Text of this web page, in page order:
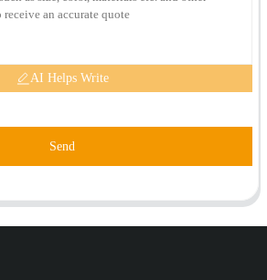
AI Helps Write
Send